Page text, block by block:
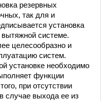
резервных
так для и
установка
вытяжной системе.
целесообразно и
систем.
установке необходимо
функции
при отсутствии
случае выхода ее из